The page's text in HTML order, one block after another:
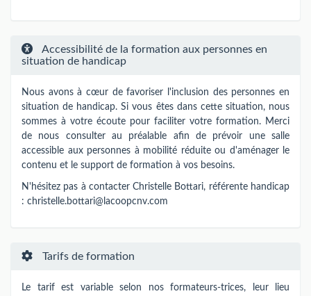
Accessibilité de la formation aux personnes en
situation de handicap
Nous avons à cœur de favoriser l'inclusion des personnes en
situation de handicap. Si vous êtes dans cette situation, nous
sommes à votre écoute pour faciliter votre formation. Merci
de nous consulter au préalable afin de prévoir une salle
accessible aux personnes à mobilité réduite ou d'aménager le
contenu et le support de formation à vos besoins.
N'hésitez pas à contacter Christelle Bottari, référente handicap
: christelle.bottari@lacoopcnv.com
Tarifs de formation
Le tarif est variable selon nos formateurs-trices​,​​ leur lieu